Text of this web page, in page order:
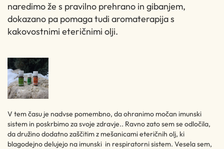
naredimo že s pravilno prehrano in gibanjem,
dokazano pa pomaga tudi aromaterapija s
kakovostnimi eteričnimi olji.
V tem času je nadvse pomembno, da ohranimo močan imunski
sistem in poskrbimo za svoje zdravje.. Ravno zato sem se odločila,
da družino dodatno zaščitim z mešanicami eteričnih olj, ki
blagodejno delujejo na imunski in respiratorni sistem. Vesela sem,